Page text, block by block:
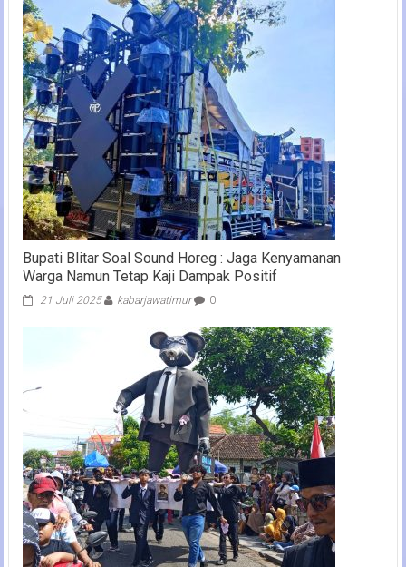
Bupati Blitar Soal Sound Horeg : Jaga Kenyamanan
Warga Namun Tetap Kaji Dampak Positif
21 Juli 2025 kabarjawatimur 0